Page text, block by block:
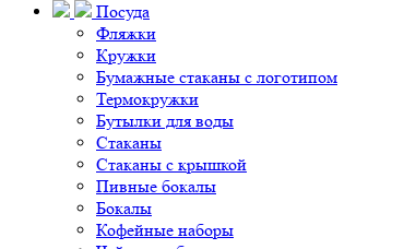
Посуда
Фляжки
Кружки
Бумажные стаканы с логотипом
Термокружки
Бутылки для воды
Стаканы
Стаканы с крышкой
Пивные бокалы
Бокалы
Кофейные наборы